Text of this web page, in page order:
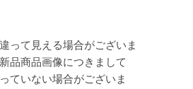
って見える場合がございま
品商品画像につきまして
ていない場合がございま